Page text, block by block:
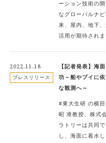
ーション技術の
なグローバルナ
来、屋内、地下
活用が期待されま
2022.11.18
プレスリリース
【記者発表】海
功～船やブイに
な観測へ～
#東大生研 の横
昭 准教授、株式
ラトリーは共同
し、海面に着水